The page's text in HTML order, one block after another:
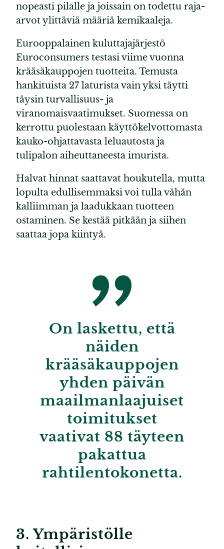
nopeasti pilalle ja joissain on todettu raja-
arvot ylittäviä määriä kemikaaleja.
Eurooppalainen kuluttajajärjestö
Euroconsumers testasi viime vuonna
krääsäkauppojen tuotteita. Temusta
hankituista 27 laturista vain yksi täytti
täysin turvallisuus- ja
viranomaisvaatimukset. Suomessa on
kerrottu puolestaan käyttökelvottomasta
kauko-ohjattavasta leluautosta ja
tulipalon aiheuttaneesta imurista.
Halvat hinnat saattavat houkutella, mutta
lopulta edullisemmaksi voi tulla vähän
kalliimman ja laadukkaan tuotteen
ostaminen. Se kestää pitkään ja siihen
saattaa jopa kiintyä.
On laskettu, että
näiden
krääsäkauppojen
yhden päivän
maailmanlaajuiset
toimitukset
vaativat 88 täyteen
pakattua
rahtilentokonetta.
3. Ympäristölle